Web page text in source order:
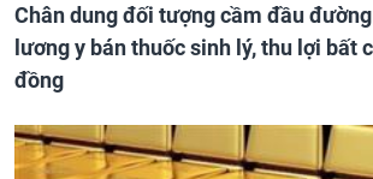
Chân dung đối tượng cầm đầu
lương y bán thuốc sinh lý, thu lợi bất
đồng